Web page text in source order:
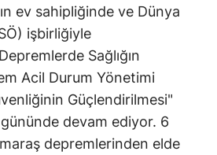
ev sahipliğinde ve Dünya
işbirliğiyle
Sağlığın
Acil Durum Yönetimi
Güçlendirilmesi"
devam ediyor. 6
depremlerinden elde